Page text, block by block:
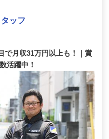
ッフ
で月収31万円以上も！｜賞
活躍中！